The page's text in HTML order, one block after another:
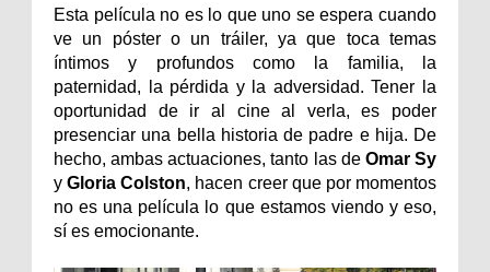
Esta película no es lo que uno se espera cuando
ve un póster o un tráiler, ya que toca temas
íntimos y profundos como la familia, la
paternidad, la pérdida y la adversidad. Tener la
oportunidad de ir al cine al verla, es poder
presenciar una bella historia de padre e hija. De
hecho, ambas actuaciones, tanto las de Omar Sy
yGloria Colston, hacen creer que por momentos
no es una película lo que estamos viendo y eso,
sí es emocionante.